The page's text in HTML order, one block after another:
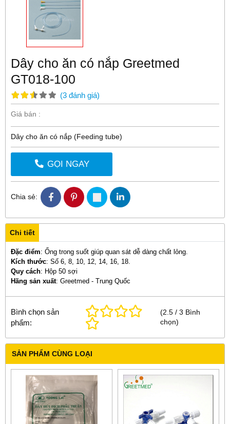
Dây cho ăn có nắp Greetmed
GT018-100
(3 đánh giá)
Giá bán :
Dây cho ăn có nắp (Feeding tube)
GỌI NGAY
Chia sẻ:
Chi tiết
Đặc điểm: Ống trong suốt giúp quan sát dễ dàng chất lỏng.
Kích thước: Số 6, 8, 10, 12, 14, 16, 18.
Quy cách: Hộp 50 sợi
Hãng sản xuất: Greetmed - Trung Quốc
Bình chọn sản
phẩm:
(2.5 /3 Bình
chọn)
SẢN PHẨM CÙNG LOẠI